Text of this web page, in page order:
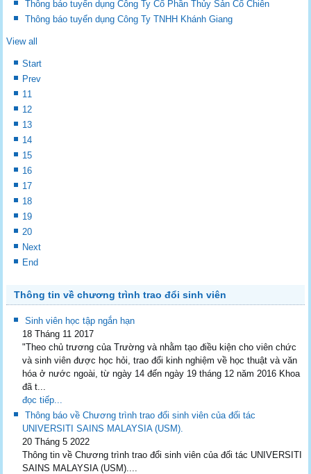
Thông báo tuyển dụng Công Ty Cổ Phần Thủy Sản Cổ Chiên
Thông báo tuyển dụng Công Ty TNHH Khánh Giang
View all
Start
Prev
11
12
13
14
15
16
17
18
19
20
Next
End
Thông tin về chương trình trao đổi sinh viên
Sinh viên học tập ngắn hạn
18 Tháng 11 2017
"Theo chủ trương của Trường và nhằm tạo điều kiện cho viên chức
và sinh viên được học hỏi, trao đổi kinh nghiệm về học thuật và văn
hóa ở nước ngoài, từ ngày 14 đến ngày 19 tháng 12 năm 2016 Khoa
đã t...
đọc tiếp...
Thông báo về Chương trình trao đổi sinh viên của đối tác
UNIVERSITI SAINS MALAYSIA (USM).
20 Tháng 5 2022
Thông tin về Chương trình trao đổi sinh viên của đối tác UNIVERSITI
SAINS MALAYSIA (USM)....